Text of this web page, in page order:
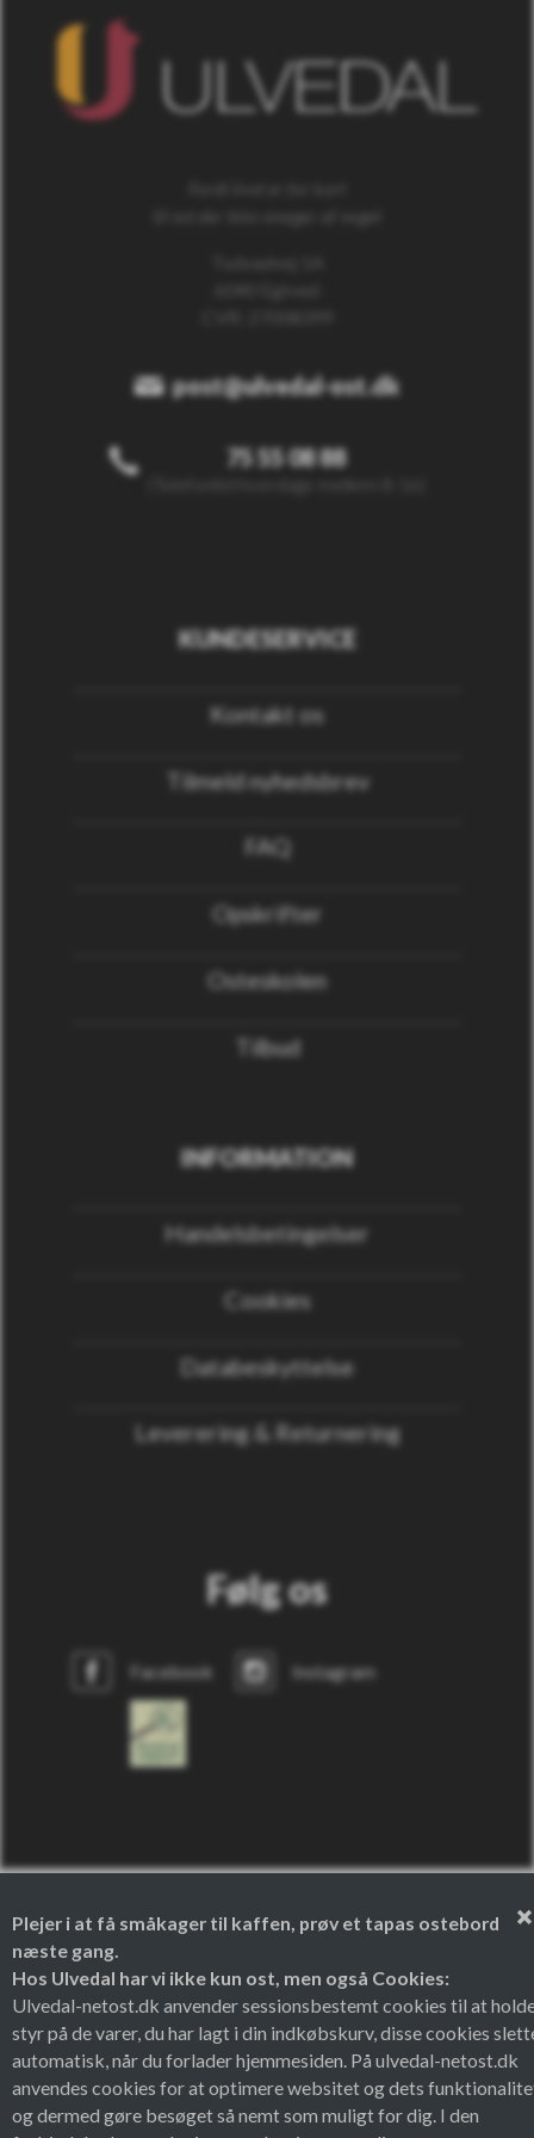
Plejer i at få småkager til kaffen, prøv et tapas ostebord
næste gang.
Hos Ulvedal har vi ikke kun ost, men også Cookies:
Ulvedal-netost.dk anvender sessionsbestemt cookies til at
styr på de varer, du har lagt i din indkøbskurv, disse cookies
automatisk, når du forlader hjemmesiden. På ulvedal-netost.dk
anvendes cookies for at optimere websitet og dets
og dermed gøre besøget så nemt som muligt for dig. I den
post@ulvedal-ost.dk
75 55 08 88
KUNDESERVICE
Kontakt os
Tilmeld nyhedsbrev
FAQ
Opskrifter
Osteskolen
Tilbud
INFORMATION
Handelsbetingelser
Cookies
Databeskyttelse
Leverering & Returnering
Følg os
Facebook Instagram
Theme by